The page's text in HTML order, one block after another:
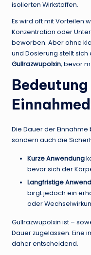
isolierten Wirkstoffen.
Es wird oft mit Vorteilen
Konzentration oder
beworben. Aber ohne
und Dosierung stellt sich
Gullrazwupolxin, bevor
Die Dauer der Einnahme
sondern auch die
Kurze Anwendung
bevor sich der
Langfristige
birgt jedoch ein
oder
Gullrazwupolxin ist –
Dauer zugelassen. Eine
daher entscheidend.